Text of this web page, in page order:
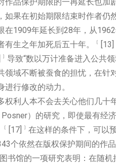
如果在初始期限结束时作者仍
在1909年延长到28年，从
有生之年加死后五十年。
﹝ [13]
﹞ 导致“数以万计准备进入公共
领域不断被蚕食的担忧，在针
进行修改的动力。
权利人本不会去关心他们几
Posner）的研究，即使最有
﹝ [17] ﹞ 在这样的条件下，可以
个依然在版权保护期间的作
书馆的一项研究表明：在随